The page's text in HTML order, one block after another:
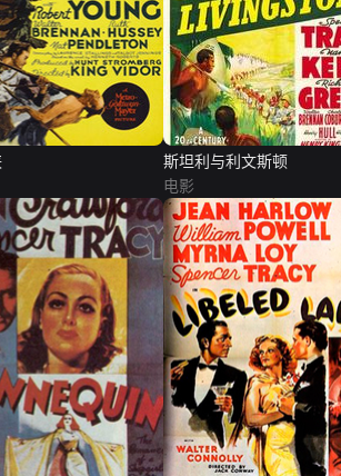
斯坦利与利文斯顿
电影